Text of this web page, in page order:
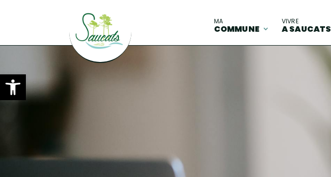
Ouvrir la barre d’outils
MA
COMMUNE
VIVRE
A SAUCATS